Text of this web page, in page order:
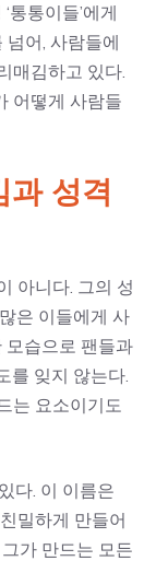
통통이들’에게
넘어, 사람들에
매김하고 있다.
어떻게 사람들
과 성격
아니다. 그의 성
은 이들에게 사
모습으로 팬들과
를 잊지 않는다.
는 요소이기도
다. 이 이름은
밀하게 만들어
가 만드는 모든